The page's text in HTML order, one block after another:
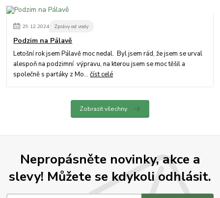
29.12.2024 Zprávy od vody
Podzim na Pálavě
Letošní rok jsem Pálavě moc nedal. Byl jsem rád, že jsem se urval
alespoň na podzimní výpravu, na kterou jsem se moc těšil a
společně s parťáky z Mo...číst celé
Zobrazit všechny
Nepropásněte novinky, akce a
slevy! Můžete se kdykoli odhlásit.